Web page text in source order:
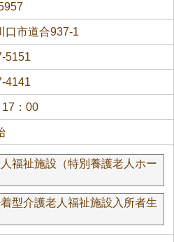
口市道合937-1
5151
4141
：00
福祉施設（特別養護老人ホー
型介護老人福祉施設入所者生